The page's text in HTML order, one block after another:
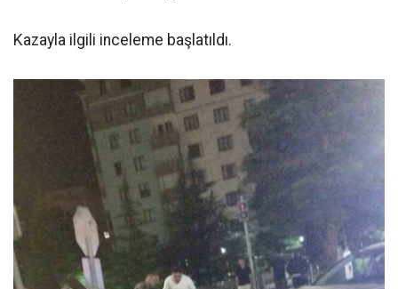
Kazayla ilgili inceleme başlatıldı.